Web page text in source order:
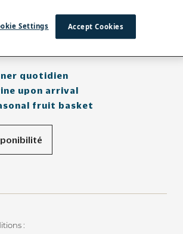
Sea and indulge in any
you stay at
OUTRIGGER
quotidien
upon arrival
fruit basket
:
Accept Cookies
Settings